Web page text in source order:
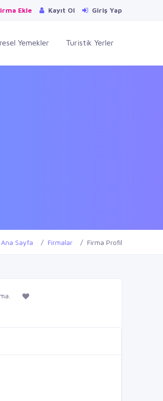
Ekle Kayıt Ol Giriş Yap
Yemekler Turistik Yerler
Ana Sayfa Firmalar Firma Profil